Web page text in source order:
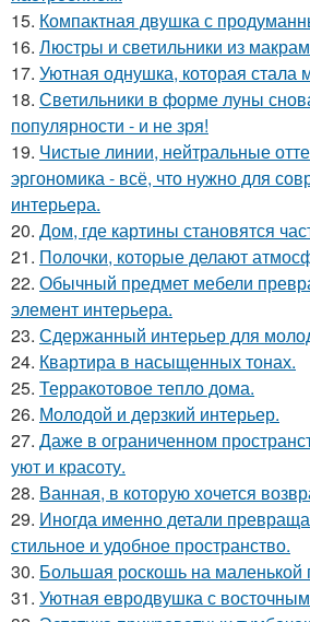
15. Компактная двушка с
16. Люстры и светильники из
17. Уютная однушка, которая стала
18. Светильники в форме луны
популярности - и не зря!
19. Чистые линии, нейтральные
эргономика - всё, что нужно для
интерьера.
20. Дом, где картины становятся
21. Полочки, которые делают
22. Обычный предмет мебели
элемент интерьера.
23. Сдержанный интерьер для
24. Квартира в насыщенных тонах.
25. Терракотовое тепло дома.
26. Молодой и дерзкий интерьер.
27. Даже в ограниченном
уют и красоту.
28. Ванная, в которую хочется
29. Иногда именно детали
стильное и удобное пространство.
30. Большая роскошь на маленькой
31. Уютная евродвушка с